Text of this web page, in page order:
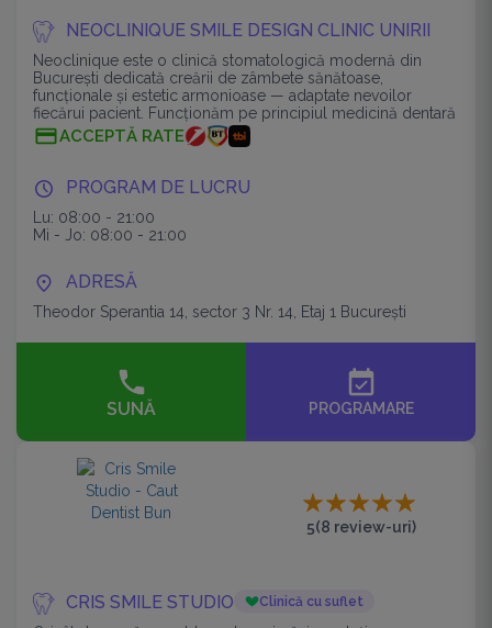
NEOCLINIQUE SMILE DESIGN CLINIC UNIRII
Neoclinique este o clinică stomatologică modernă din
București dedicată creării de zâmbete sănătoase,
funcționale și estetic armonioase — adaptate nevoilor
fiecărui pacient. Funcționăm pe principiul medicină dentară
completă, digitalizată și centrat
ACCEPTĂ RATE
PROGRAM DE LUCRU
Lu: 08:00 - 21:00
Mi - Jo: 08:00 - 21:00
ADRESĂ
Theodor Sperantia 14, sector 3 Nr. 14, Etaj 1 București
SUNĂ
event_available
PROGRAMARE
5(8 review-uri)
CRIS SMILE STUDIO Clinică cu suflet